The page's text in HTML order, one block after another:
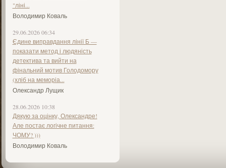
"ліні...
Володимир Коваль
29.06.2026 06:34
Єдине виправдання лінії Б —
показати метод і людяність
детектива та вийти на
фінальний мотив Голодомору
(хліб на меморіа...
Олександр Лущик
28.06.2026 10:38
Дякую за оцінку, Олександре!
Але постає логічне питання:
ЧОМУ? )))
Володимир Коваль